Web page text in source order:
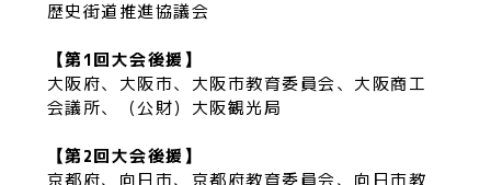
歴史街道推進協議会
【第1回大会後援】
大阪府、大阪市、大阪市教育委員会、大阪商工
会議所、（公財）大阪観光局
【第2回大会後援】
京都府、向日市、京都府教育委員会、向日市教